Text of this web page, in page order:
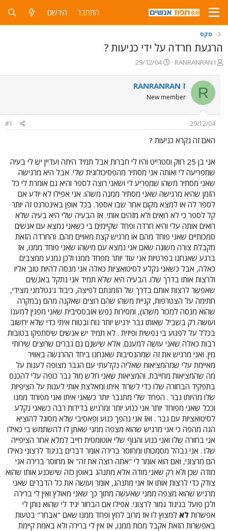
התחבר הירשם
סקס
הרגעת חרדה על ידי כניעות ?
פ
ח
ה
ו
ש
RANRANRAN ז
פ
ס
ם
ת
י
29/12/04
R RANRANRAN ז
New member
29/12/04
#1
האם זה נקרא כניעות ?
אני בן 25 רווק וסטרייט והיו לי חברות אבל תמיד היתה ועדיין יש לי בעיה
שמפריעה לי ואותה אני מסתיר מהפסיכולוגית שלי. אבל היא מרגישה
שאני מסתיר משהו שמפריע לי ושאני רוצה לספר והיא גם אומרת לי כל
הזמן שהיא מרגישה שאני מסתיר ממנה משהו. אני אפילו לא יודע אם
לספר לה או למצא מקום אחר שבו אספר. בכל אופן באינטרנט זה יותר
קל לספר כי לא רואים ולא מזהים אותי. אז הבעיה שלי היא בעיה שלא
רואים אותה עלי והיא חרדה ופחד שקיימים בי כשאני נמצא עם אנשים
סמכותיים שאני פוחד מהם או מרגיש קצת מאויים מהם. והחרדה הזאת
מקבלת צורה משונה שאם אני נמצא עם מישהו שאני פוחד ממנו, אז
ברגע שאנחנו בפרטיות אני עוד יותר מפחד ממנו ולכן נמנע ממצבים
כאלה, אבל כשאני נקלע לסיטואציות כאלה אני מנסה להיות טוב אליו
ולרצות אותו בדרך שלו. הבעיה היא שלא תמיד אני נתקל באנשים
שאפשר לרצות אותם בדרך של הזמנתם לפיצה, כיבוד ג'נטלמני מצידי,
חתימה על הצטרפות, קניית משהו שהם רוצים שאקנה מהם (במקרה
שהוא מנסה למכור משהו), ומסירות נפש אובססיבית שאני מפגין למענו
ועושה רק בשביל שאותו גבר ירגיש יותר נוח ובטוח איתי כדי שלא יחשוב
בכלל על לפגוע בי נפשית ופיזית . לא תמיד יש אנשים שיסתפקו בטובות
רבות כאלה שאני עושה למענם. אלא שישנם גם גברים שרוצים שירותי
מין. ואני מרגיש את זה שמהנסיבות שאנחנו ביחד ההרגשה באוויר
מאיימת עלי שמהמציאות שאליה נקלעתי עם הגבר מצופה לענות על
מה שהמציאות מחייבת. והמציאות שאני חלש מול גבר כופה עלי להכנס
בתפקיד הבחורה שלו כדי לשרוד איתו ומאלצת אותי לענות על הציפיות
שלו מהיותו גבר . הפחד שלי מתגבר יותר כשאני איתו ואני מפוחד ממנו
וככל שאני מפוחד יותר אני כנוע יותר ומרגיש בדידות רבה כשאני נקלע
לסיטואציות עם גבר . ואז אני נהפך כנוע ופאסיבי שלא מסוגל להוציא
הגה מהפה כי אני מרגיש שהוא מצפה ממני שאתן לו להשתמש בי כאילו
אני בחורה שלו ואני כנוע והגוף שלי אוטומטית חייב למלא אחר הציפייה
שלו . אני נבהל מסמכותו ומחוסר ברירה אומר דברים בניגוד לרצוני כאילו
הם מרצוני, ואם הוא אומר לי "אתה רוצה את זה" אז מחוסר ברירה אני
מודה שכן ולא רק שאני מודה אלא מתנהג באופן כזה שישכנע אותו שהוא
צודק כדי לרצות אותו אז אני מתנהג, אומר ועושה את כל הדברים שאני
מרגיש שהוא מצפה ממני שאעשה מתוך כך שאני מאולץ ואין לי ברירה
ולכן פועל בניגוד גמור לרצוני. אפילו אם הבחור יגיד לי שהוא נותן לי
אפשרות לא למצוץ לו אז מרוב לחץ ופחד ממנו שאם "אבחר" בטעות
באפשרות הזאת אקבל מכות ממנו, אז אין לי ברירה ולא באמת קיימת